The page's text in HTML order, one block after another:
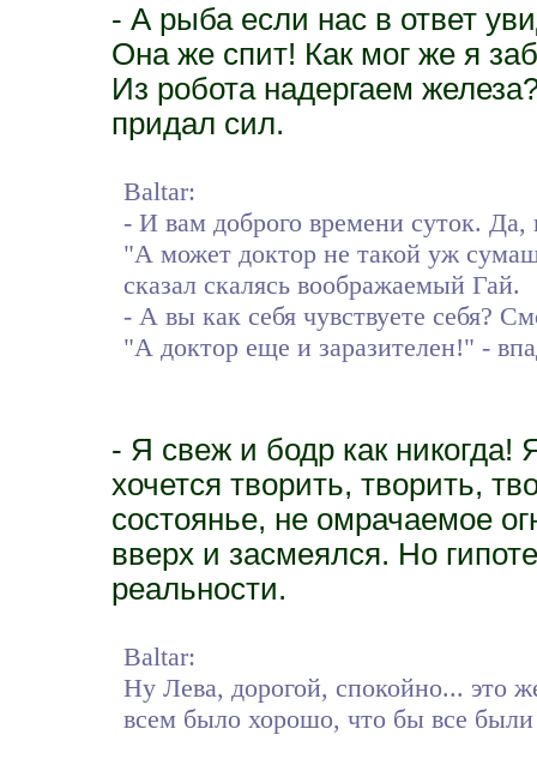
- А рыба если нас в ответ
Она же спит! Как мог же я
Из робота надергаем
придал сил.
Baltar:
- И вам доброго времени суток.
"А может доктор не такой уж
сказал скалясь воображаемый Гай.
- А вы как себя чувствуете себя?
"А доктор еще и заразителен!" -
- Я свеж и бодр как
хочется творить, творить,
состоянье, не омрачаемое
вверх и засмеялся. Но
реальности.
Baltar:
Ну Лева, дорогой, спокойно... это
всем было хорошо, что бы все